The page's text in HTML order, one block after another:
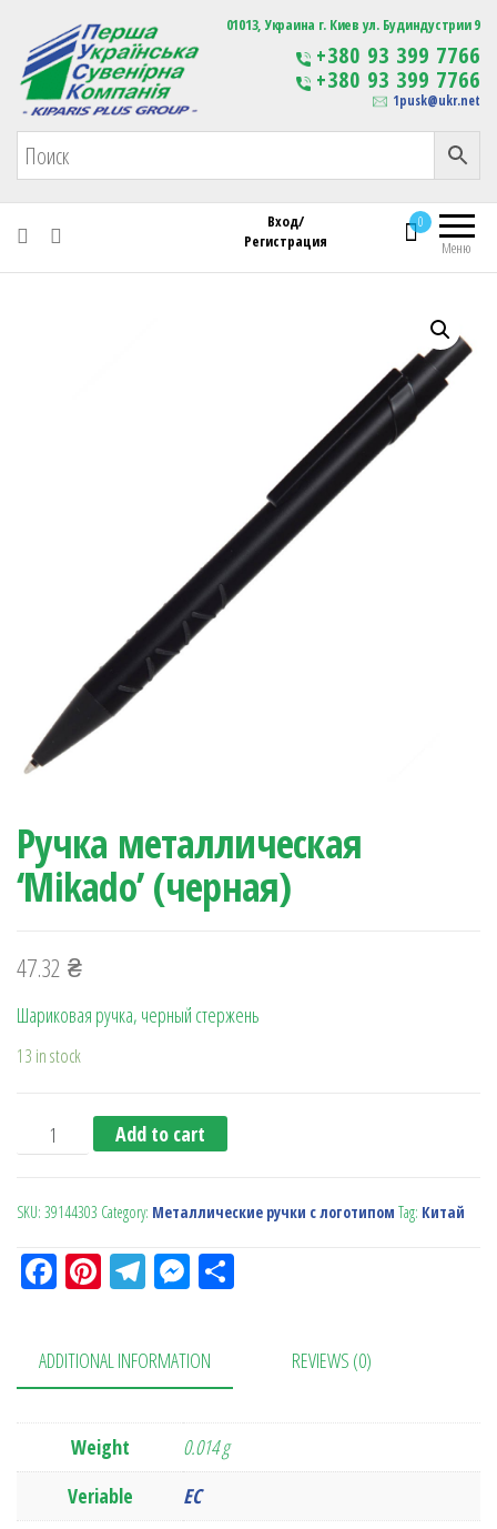
Первая Украинская Сувенирная Компания Изготовление
сувенирной продукции
с логотипом
01013, Украина г. Киев ул. Будиндустрии 9
+380 93 399 7766
+380 93 399 7766
1pusk@ukr.net
Меню
0
Вход/
Регистрация
Ручка металлическая
‘Mikado’ (черная)
47.32 ₴
Шариковая ручка, черный стержень
13 in stock
Ручка металлическая 'Mikado' (черная) quantity
Add to cart
SKU: 39144303 Category: Металлические ручки с логотипом Tag: Китай
Fa
bo
ok
Pi
er
es
t
Te
gr
a
m
M
se
n
ge
r
ит
ADDITIONAL INFORMATION REVIEWS (0)
Weight
0.014 g
Veriable
ЕС